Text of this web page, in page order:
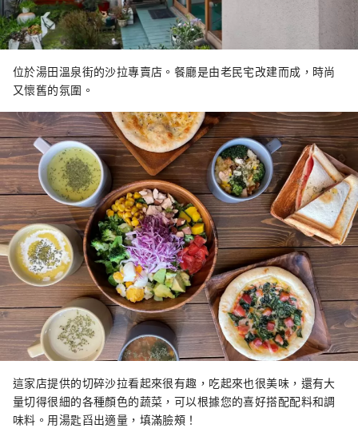
位於湯田溫泉街的沙拉專賣店。餐廳是由老民宅改建而成，時尚
又懷舊的氛圍。
這家店提供的切碎沙拉看起來很有趣，吃起來也很美味，還有大
量切得很細的各種顏色的蔬菜，可以根據您的喜好搭配配料和調
味料。用湯匙舀出適量，填滿臉頰！